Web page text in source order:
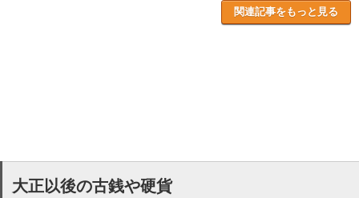
関連記事をもっと見る
大正以後の古銭や硬貨